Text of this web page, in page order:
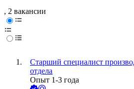
, 2 вакансии
Старший специалист
отдела
Опыт 1-3 года